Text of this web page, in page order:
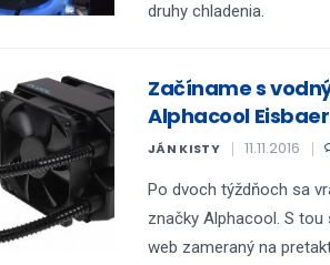
druhy chladenia.
Začíname s
Alphacool
JÁN KISTY 11.11.2016
Po dvoch týždňoch sa
značky Alphacool. S
web zameraný na